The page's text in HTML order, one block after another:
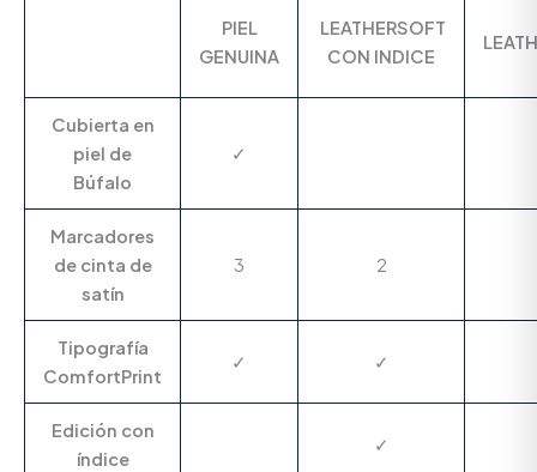
PIEL
GENUINA
LEATHERSOFT
CON INDICE
Cubierta en
piel de
Búfalo
✓
Marcadores
de cinta de
satín
3 2
Tipografía
ComfortPrint
✓ ✓
Edición con
índice
✓